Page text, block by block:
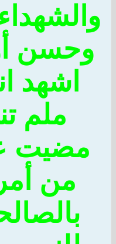
وحسن
اشهد
ملم
مضيت
من